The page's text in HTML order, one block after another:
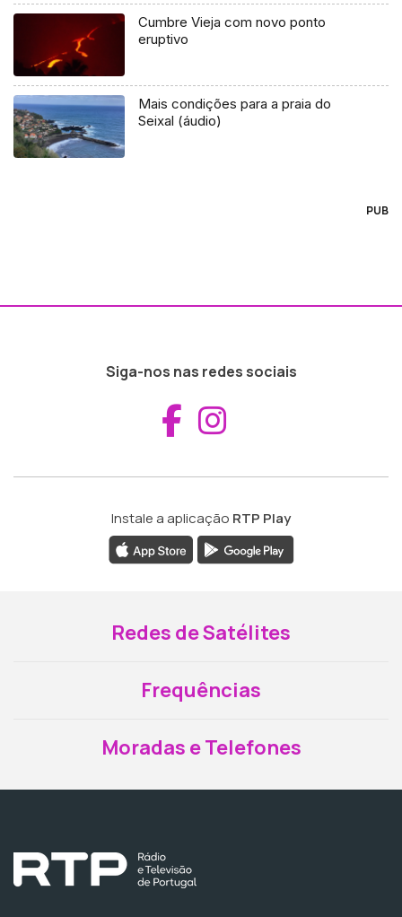
Cumbre Vieja com novo ponto
eruptivo
Mais condições para a praia do
Seixal (áudio)
PUB
Siga-nos nas redes sociais
Aceder ao
Instale a aplicação RTP Play
Redes de Satélites
Frequências
Moradas e Telefones